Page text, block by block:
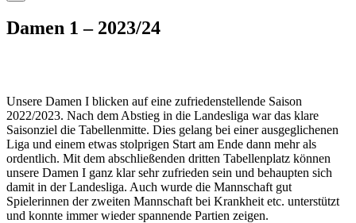
Damen 1 – 2023/24
Unsere Damen I blicken auf eine zufriedenstellende Saison
2022/2023. Nach dem Abstieg in die Landesliga war das klare
Saisonziel die Tabellenmitte. Dies gelang bei einer ausgeglichenen
Liga und einem etwas stolprigen Start am Ende dann mehr als
ordentlich. Mit dem abschließenden dritten Tabellenplatz können
unsere Damen I ganz klar sehr zufrieden sein und behaupten sich
damit in der Landesliga. Auch wurde die Mannschaft gut
Spielerinnen der zweiten Mannschaft bei Krankheit etc. unterstützt
und konnte immer wieder spannende Partien zeigen.